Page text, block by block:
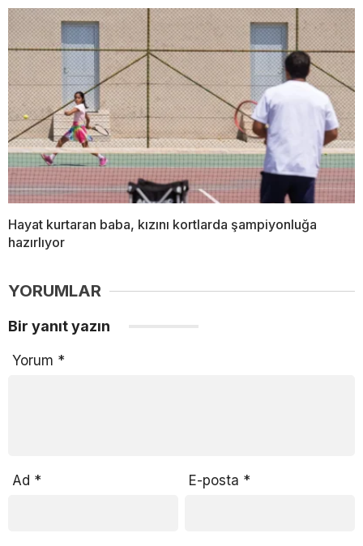
Hayat kurtaran baba, kızını kortlarda şampiyonluğa
hazırlıyor
YORUMLAR
Bir yanıt yazın
Yorum *
Ad * E-posta *